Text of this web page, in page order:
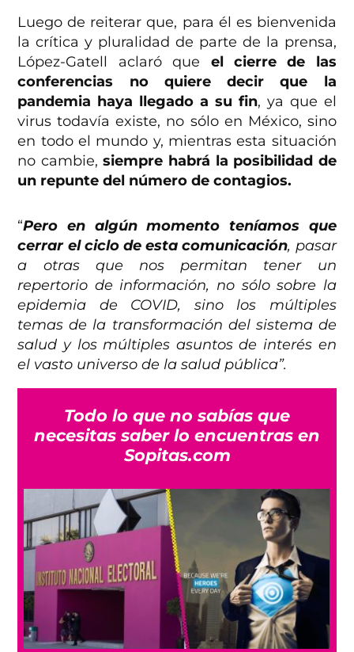
Luego de reiterar que, para él es bienvenida
la crítica y pluralidad de parte de la prensa,
López-Gatell aclaró que el cierre de las
conferencias no quiere decir que la
pandemia haya llegado a su fin, ya que el
virus todavía existe, no sólo en México, sino
en todo el mundo y, mientras esta situación
no cambie,siempre habrá la posibilidad de
un repunte del número de contagios.
“Pero en algún momento teníamos que
cerrar el ciclo de esta comunicación, pasar
a otras que nos permitan tener un
repertorio de información, no sólo sobre la
epidemia de COVID, sino los múltiples
temas de la transformación del sistema de
salud y los múltiples asuntos de interés en
el vasto universo de la salud pública”.
Todo lo que no sabías que
necesitas saber lo encuentras en
Sopitas.com